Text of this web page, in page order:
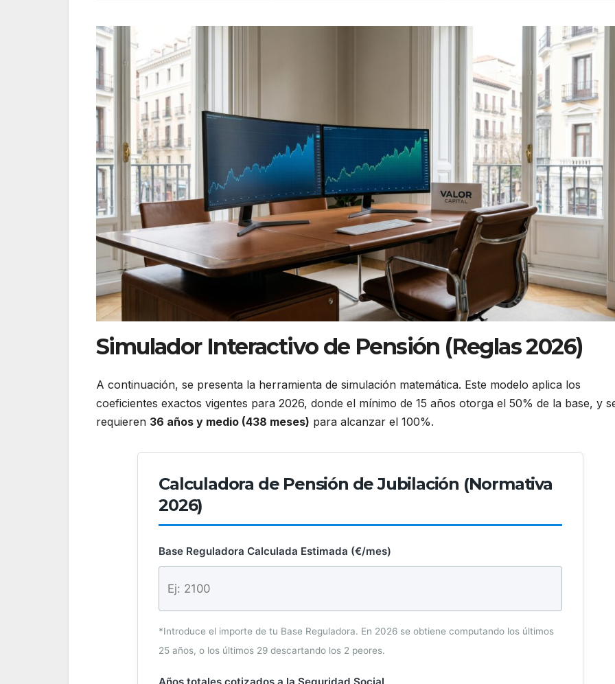
Simulador Interactivo de Pensión (Reglas 2026)
A continuación, se presenta la herramienta de simulación matemática. Este modelo aplica los
coeficientes exactos vigentes para 2026, donde el mínimo de 15 años otorga el 50% de la base, y
requieren 36 años y medio (438 meses) para alcanzar el 100%.
Calculadora de Pensión de Jubilación (Normativa
2026)
Base Reguladora Calculada Estimada (€/mes)
*Introduce el importe de tu Base Reguladora. En 2026 se obtiene computando los últimos
25 años, o los últimos 29 descartando los 2 peores.